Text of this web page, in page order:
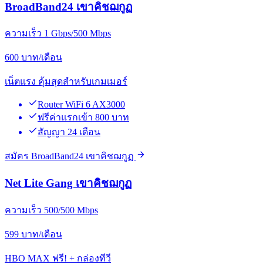
BroadBand24 เขาคิชฌกูฏ
ความเร็ว 1 Gbps/500 Mbps
600 บาท/เดือน
เน็ตแรง คุ้มสุดสำหรับเกมเมอร์
Router WiFi 6 AX3000
ฟรีค่าแรกเข้า 800 บาท
สัญญา 24 เดือน
สมัคร BroadBand24 เขาคิชฌกูฏ
Net Lite Gang เขาคิชฌกูฏ
ความเร็ว 500/500 Mbps
599 บาท/เดือน
HBO MAX ฟรี! + กล่องทีวี